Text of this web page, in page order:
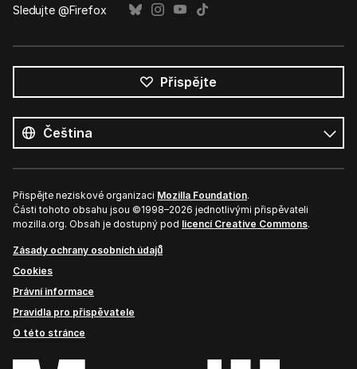
Sledujte @Firefox
Přispějte
jazyky
Jazyk
Přispějte neziskové organizaci Mozilla Foundation.
Části tohoto obsahu jsou ©1998–2026 jednotlivými přispěvateli
mozilla.org. Obsah je dostupný pod licencí Creative Commons.
Zásady ochrany osobních údajů
Cookies
Právní informace
Pravidla pro přispěvatele
O této stránce